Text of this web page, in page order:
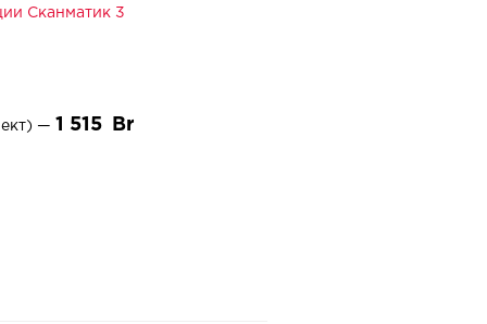
Сканматик 3
— 1 515